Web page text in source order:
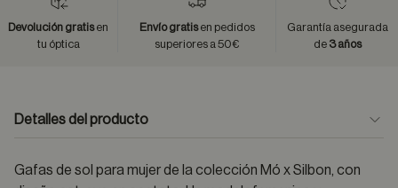
Devolución gratisen
tu óptica
Envío gratisen pedidos
superiores a 50€
Garantía asegurada
de 3 años
Detalles del producto
Gafas de sol para mujer de la colección Mó x Silbon, con